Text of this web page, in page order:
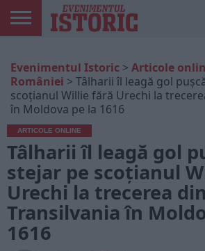
ONLINE
EDIȚII
TIPĂRITE
ISTORIC
PLAY
CONTUL
MEU
Evenimentul Istoric > Articole
României > Tâlharii îl leagă gol
scoțianul Willie fără Urechi la
în Moldova pe la 1616
ARTICOLE ONLINE
Tâlharii îl leagă gol
stejar pe scoțianul
Urechi la trecerea din
Transilvania în
1616